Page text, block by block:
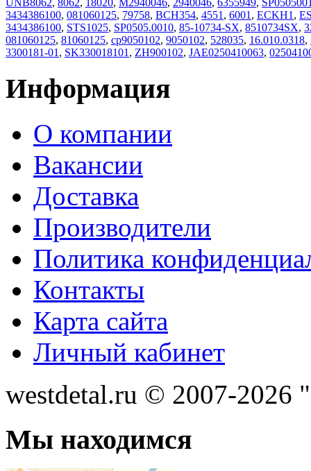
UNB8062, 8062, 18020, M2940046, 2940046, 6355949,
3434386100, 081060125, 79758, BCH354, 4551, 6001, ECKH1,
3434386100, STS1025, SP0505.0010, 85-10734-SX, 8510734SX,
081060125, 81060125, cp9050102, 9050102, 528035, 16.010.0318,
3300181-01, SK330018101, ZH900102, JAE0250410063,
Информация
О компании
Вакансии
Доставка
Производители
Политика
Контакты
Карта сайта
Личный кабинет
westdetal.ru © 2007-2026
Мы находимся